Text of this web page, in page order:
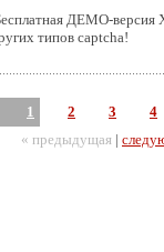
ДЕМО-версия
типов captcha!
1 2 3
4
« предыдущая |